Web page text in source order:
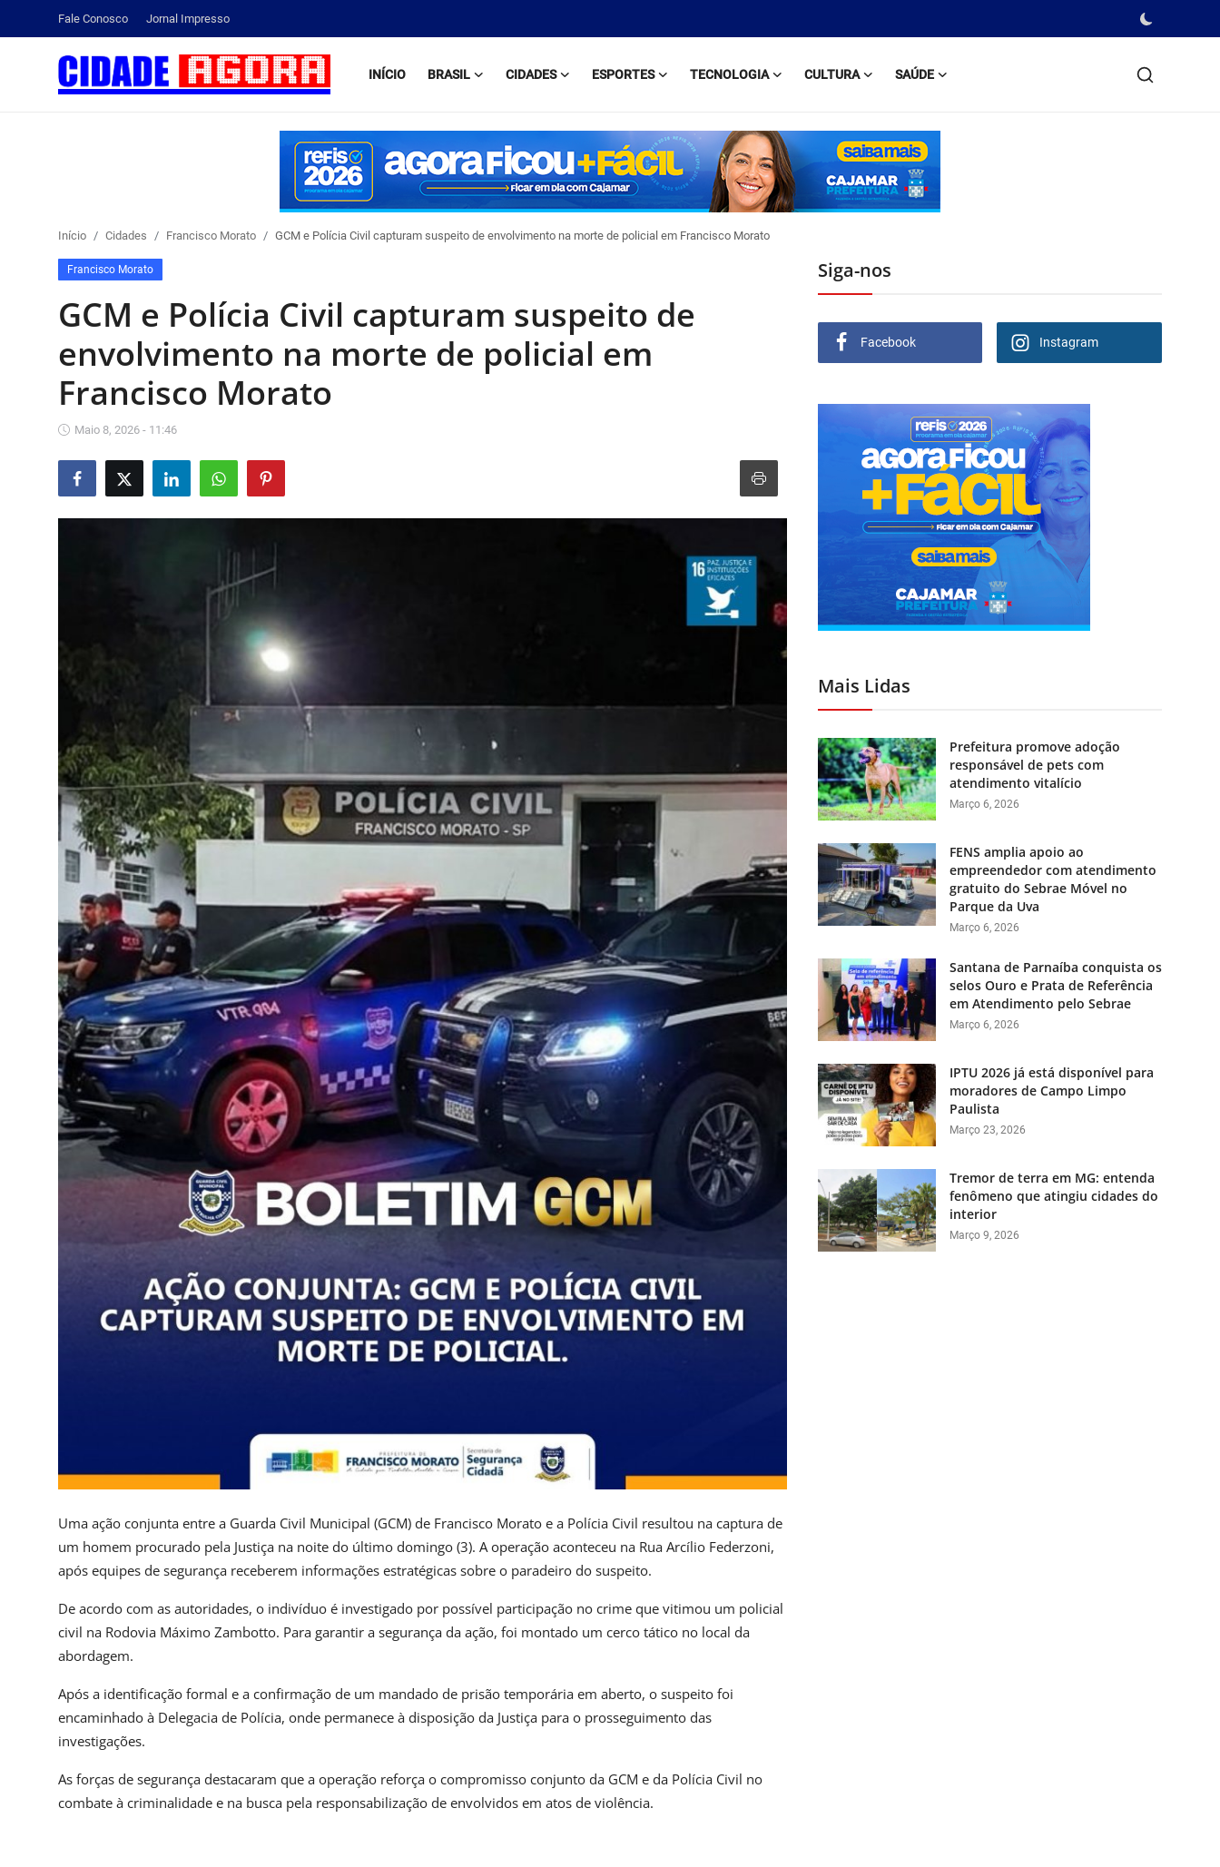
Fale Conosco Jornal Impresso
INÍCIO BRASIL CIDADES ESPORTES TECNOLOGIA CULTURA SAÚDE
Cultura
Início Cidades Francisco Morato GCM e Polícia Civil capturam suspeito de envolvimento na morte de policial em Francisco Morato
Francisco Morato
GCM e Polícia Civil capturam suspeito de
envolvimento na morte de policial em
Francisco Morato
Maio 8, 2026 - 11:46
Uma ação conjunta entre a Guarda Civil Municipal (GCM) de Francisco Morato e a Polícia Civil resultou na captura de
um homem procurado pela Justiça na noite do último domingo (3). A operação aconteceu na Rua Arcílio Federzoni,
após equipes de segurança receberem informações estratégicas sobre o paradeiro do suspeito.
De acordo com as autoridades, o indivíduo é investigado por possível participação no crime que vitimou um policial
civil na Rodovia Máximo Zambotto. Para garantir a segurança da ação, foi montado um cerco tático no local da
abordagem.
Após a identificação formal e a confirmação de um mandado de prisão temporária em aberto, o suspeito foi
encaminhado à Delegacia de Polícia, onde permanece à disposição da Justiça para o prosseguimento das
investigações.
As forças de segurança destacaram que a operação reforça o compromisso conjunto da GCM e da Polícia Civil no
combate à criminalidade e na busca pela responsabilização de envolvidos em atos de violência.
Siga-nos
Facebook Instagram
Mais Lidas
Prefeitura promove adoção
responsável de pets com
atendimento vitalício
Março 6, 2026
FENS amplia apoio ao
empreendedor com atendimento
gratuito do Sebrae Móvel no
Parque da Uva
Março 6, 2026
Santana de Parnaíba conquista os
selos Ouro e Prata de Referência
em Atendimento pelo Sebrae
Março 6, 2026
IPTU 2026 já está disponível para
moradores de Campo Limpo
Paulista
Março 23, 2026
Tremor de terra em MG: entenda
fenômeno que atingiu cidades do
interior
Março 9, 2026